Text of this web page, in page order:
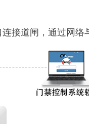
接道闸，通过网络